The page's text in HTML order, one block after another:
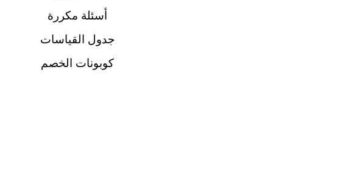
أسئلة مكررة
جدول القياسات
كوبونات الخصم